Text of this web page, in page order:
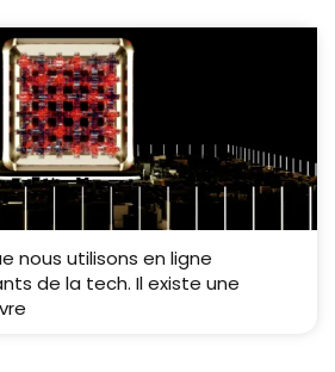
nous utilisons en ligne
de la tech. Il existe une